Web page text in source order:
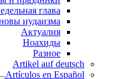
глава
иудаизма
Актуалия
Ноахиды
Разное
Artikel auf deutsch
Artículos en Español